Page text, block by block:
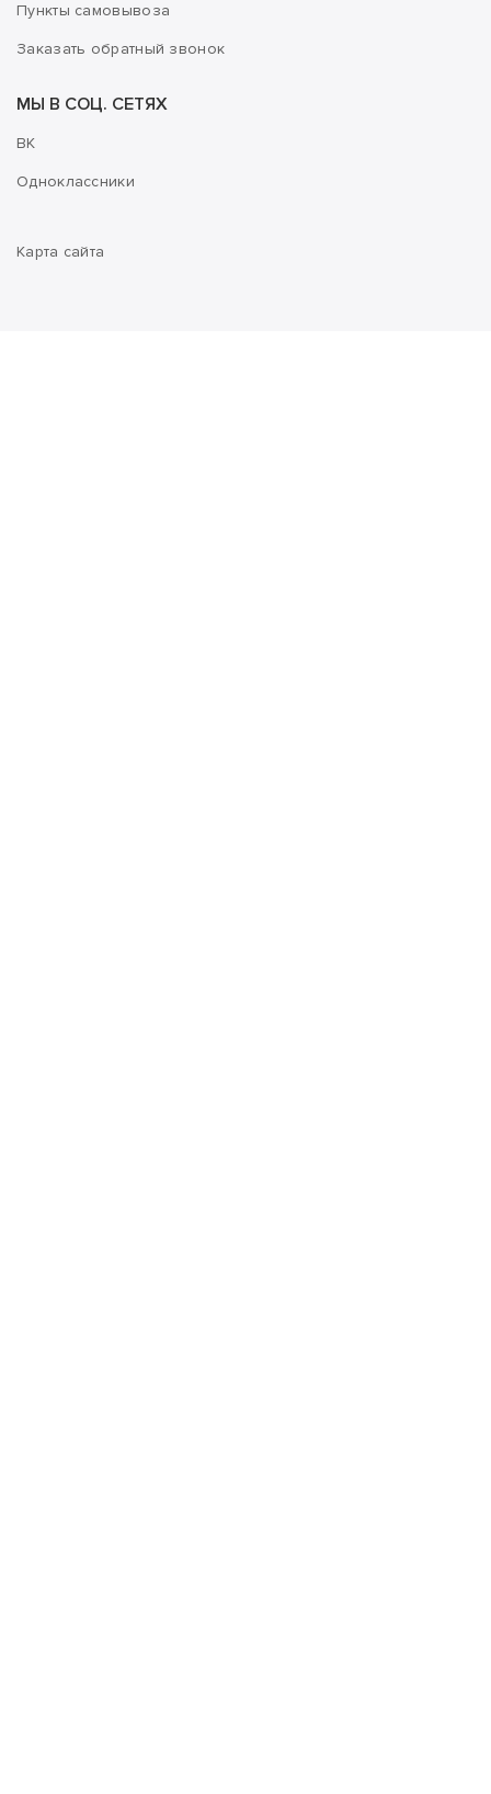
Пункты самовывоза
Заказать обратный звонок
МЫ В СОЦ. СЕТЯХ
ВК
Одноклассники
Карта сайта